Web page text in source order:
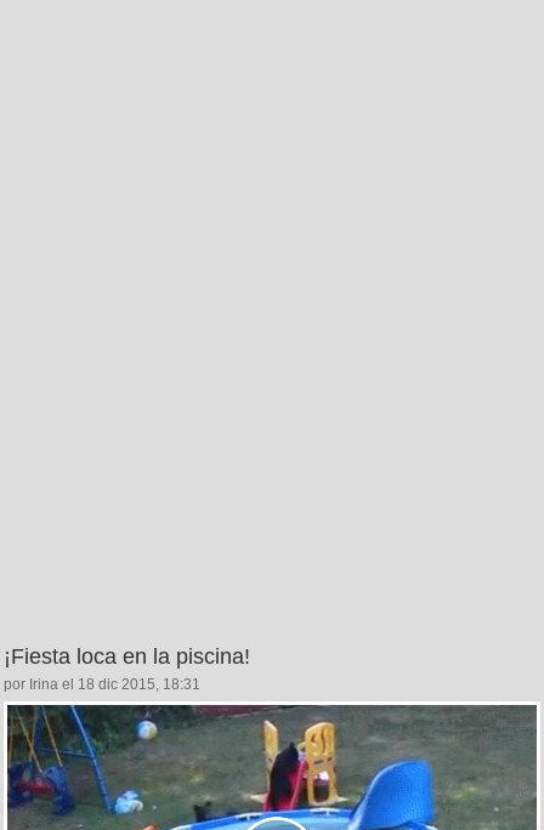
¡Fiesta loca en la piscina!
por Irina el 18 dic 2015, 18:31